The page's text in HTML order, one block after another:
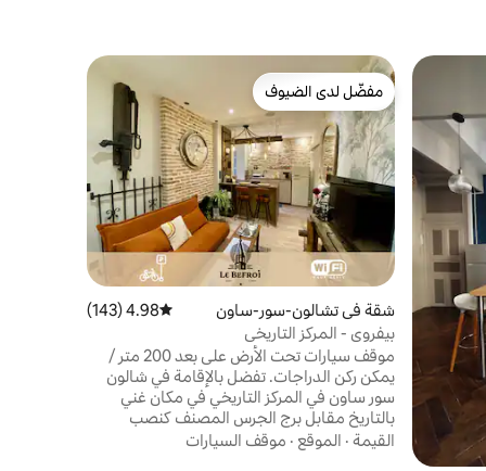
مفضّل لدى الضيوف
مفضّل لدى الضيوف
شقة في تشالون-سور-ساون متوسط التقييم 4.98 من 5، 143 مراجعات
4.98 (143)
بيفروي - المركز التاريخي
موقف سيارات تحت الأرض على بعد 200 متر /
يمكن ركن الدراجات. تفضل بالإقامة في شالون
سور ساون في المركز التاريخي في مكان غني
بالتاريخ مقابل برج الجرس المصنف كنصب
تاريخي. شقة بمساحة 30 مترًا مربعًا في موقع
القيمة · الموقع · موقف السيارات